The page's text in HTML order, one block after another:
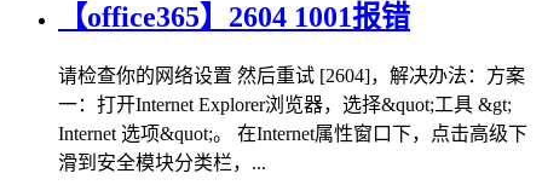
【office365】2604 1001报错
请检查你的网络设置 然后重试 [2604]，解决办法：方案
一：打开Internet Explorer浏览器，选择&quot;工具 &gt;
Internet 选项&quot;。 在Internet属性窗口下，点击高级下
滑到安全模块分类栏，...